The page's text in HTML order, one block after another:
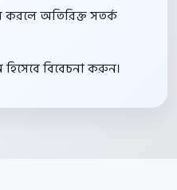
করলে অতিরিক্ত সতর্ক
বিবেচনা করুন।